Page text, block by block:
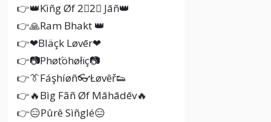
👉👑Kìñg Øf 2⃣2⃣ Jāñ👑
👉🙏Ram Bhakt 👑
👉❤Bläçk Løvēr❤
👉📷Phøťöhøłïç📷
👉👔Fáşhíøñ👓Łøvêř👟
👉🔥Bìg Fãñ Øf Māhādēv🔥
👉😑Pûrê Sìñglé😑